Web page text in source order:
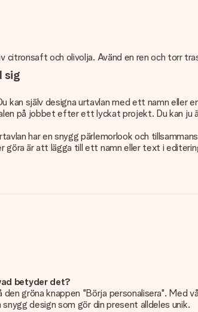
citronsaft och olivolja. Avänd en ren och torr
sig
kan själv designa urtavlan med ett namn
på jobbet efter ett lyckat projekt. Du kan ju
har en snygg pärlemorlook och
göra är att lägga till ett namn eller text i
betyder det?
gröna knappen "Börja personalisera". Med
design som gör din present alldeles unik.